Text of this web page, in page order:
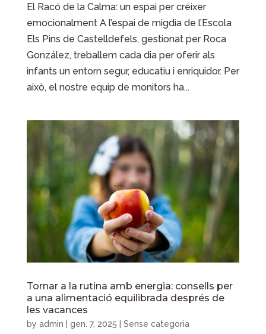
El Racó de la Calma: un espai per créixer
emocionalment A l’espai de migdia de l’Escola
Els Pins de Castelldefels, gestionat per Roca
González, treballem cada dia per oferir als
infants un entorn segur, educatiu i enriquidor. Per
això, el nostre equip de monitors ha...
Tornar a la rutina amb energia: consells per
a una alimentació equilibrada després de
les vacances
by admin | gen. 7, 2025 | Sense categoria